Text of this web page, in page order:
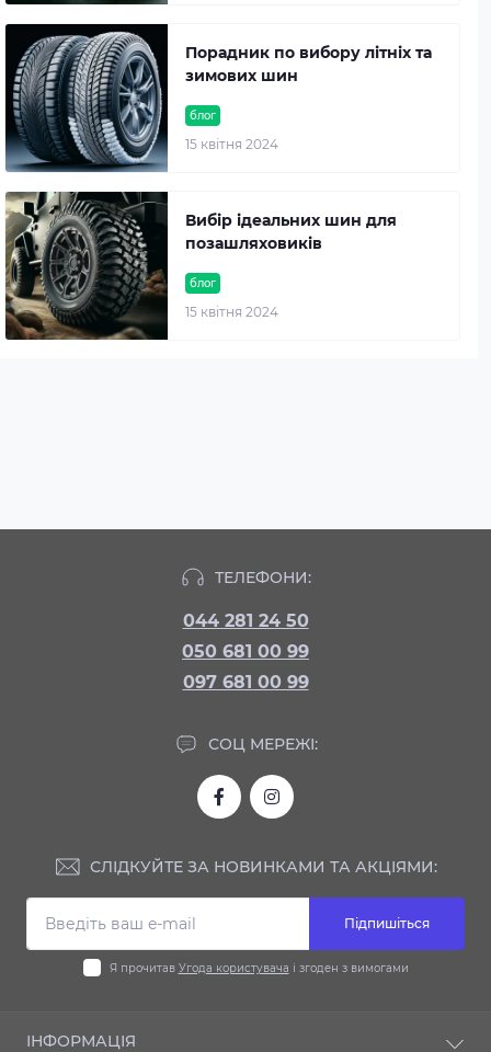
блог
15 квітня 2024
Порадник по вибору літніх та
зимових шин
блог
15 квітня 2024
Вибір ідеальних шин для
позашляховиків
ТЕЛЕФОНИ:
044 281 24 50
050 681 00 99
097 681 00 99
СОЦ МЕРЕЖІ:
СЛІДКУЙТЕ ЗА НОВИНКАМИ ТА АКЦІЯМИ:
Підпишіться
Я прочитав Угода користувача і згоден з вимогами
ІНФОРМАЦІЯ